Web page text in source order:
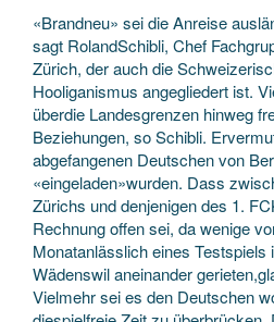
«Brandneu» sei die Anreise
sagt RolandSchibli, Chef
Zürich, der auch die
Hooliganismus angegliedert ist.
überdie Landesgrenzen hinweg
Beziehungen, so Schibli.
abgefangenen Deutschen von
«eingeladen»wurden. Dass
Zürichs und denjenigen des 1.
Rechnung offen sei, da wenige
Monatanlässlich eines Testspiels
Wädenswil aneinander
Vielmehr sei es den Deutschen